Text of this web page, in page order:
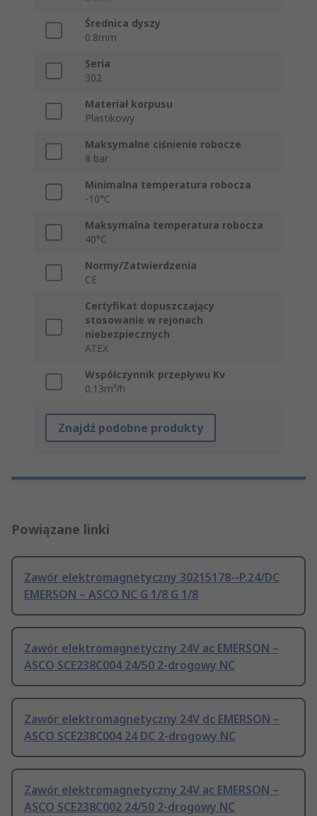
Średnica dyszy
0.8mm
Seria
302
Materiał korpusu
Plastikowy
Maksymalne ciśnienie robocze
8 bar
Minimalna temperatura robocza
-10°C
Maksymalna temperatura robocza
40°C
Normy/Zatwierdzenia
CE
Certyfikat dopuszczający
stosowanie w rejonach
niebezpiecznych
ATEX
Współczynnik przepływu Kv
0.13m³/h
Znajdź podobne produkty
Powiązane linki
Zawór elektromagnetyczny 30215178--P.24/DC
EMERSON – ASCO NC G 1/8 G 1/8
Zawór elektromagnetyczny 24V ac EMERSON –
ASCO SCE238C004 24/50 2-drogowy NC
Zawór elektromagnetyczny 24V dc EMERSON –
ASCO SCE238C004 24 DC 2-drogowy NC
Zawór elektromagnetyczny 24V ac EMERSON –
ASCO SCE238C002 24/50 2-drogowy NC